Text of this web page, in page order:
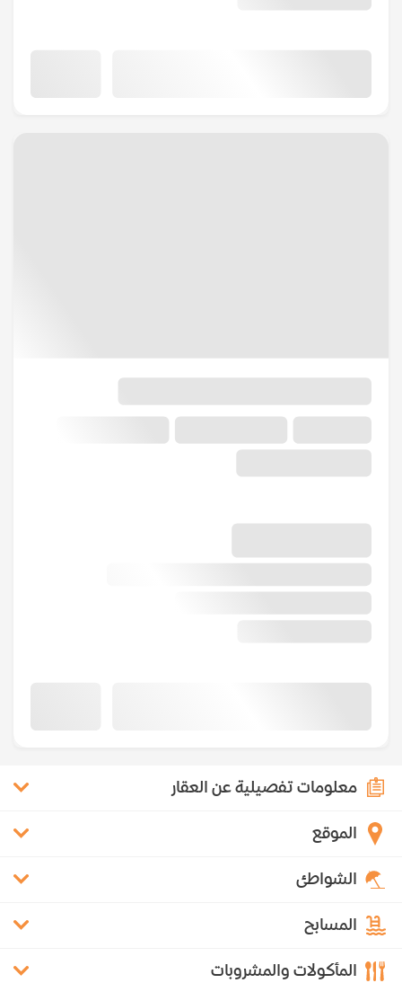
معلومات تفصيلية عن العقار
الموقع
الشواطئ
المسابح
المأكولات والمشروبات